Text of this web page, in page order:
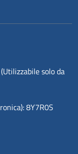
solo da
8Y7R0S